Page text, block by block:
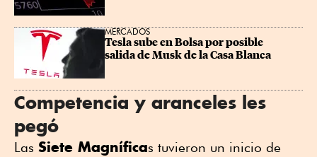
MERCADOS
Tesla sube en Bolsa por posible
salida de Musk de la Casa Blanca
Competencia y aranceles les
pegó
Las Siete Magníficas tuvieron un inicio de